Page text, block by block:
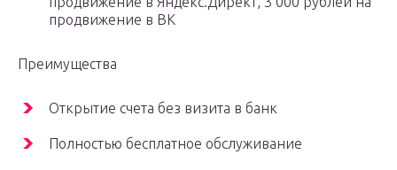
продвижение в ВК
Преимущества
Открытие счета без визита в банк
Полностью бесплатное обслуживание